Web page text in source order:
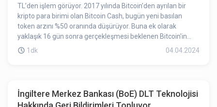
TL’den işlem görüyor. 2017 yılında Bitcoin'den ayrılan bir
kripto para birimi olan Bitcoin Cash, bugün yeni basılan
token arzını %50 oranında düşürüyor. Buna ek olarak
yaklaşık 16 gün sonra gerçekleşmesi beklenen Bitcoin'in
kendi yarılanma sürecin gerçekleşecek. Bitcoin Cash, orijinal
oyuncuydu. Yarılanma sürecinin duyurulması BCH'nin
1dk 04.04.2024
İngiltere Merkez Bankası (BoE) DLT Teknolojisi